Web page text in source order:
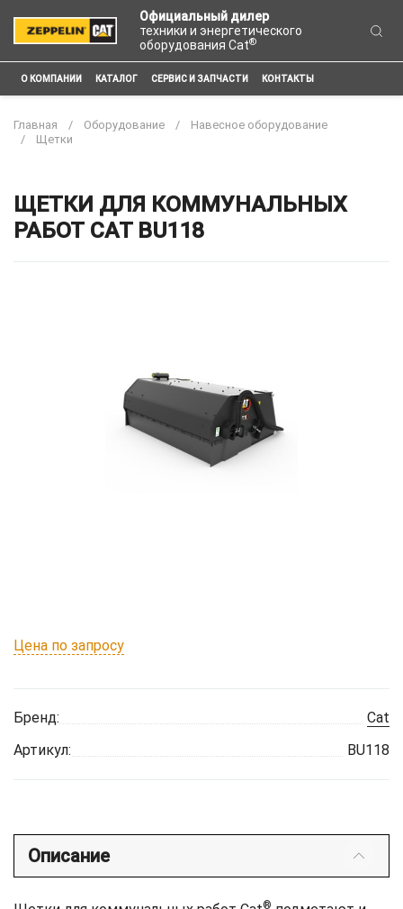
Официальный дилер
техники и энергетического
оборудования Cat®
О КОМПАНИИ КАТАЛОГ СЕРВИС И ЗАПЧАСТИ КОНТАКТЫ
Главная Оборудование
Навесное оборудование
Щетки
ЩЕТКИ ДЛЯ КОММУНАЛЬНЫХ
РАБОТ CAT BU118
Цена по запросу
Бренд:
Cat
Артикул:
BU118
Описание
®